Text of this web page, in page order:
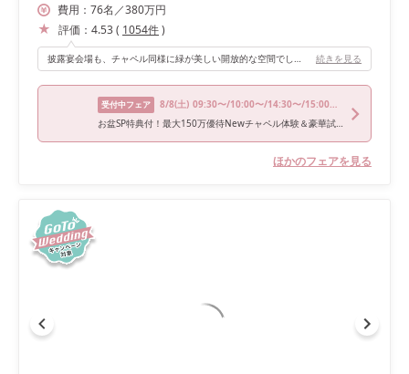
費用： 76名 ／380万円
評価： 4.53( 1054件)
披露宴会場も、チャペル同様に緑が美しい開放的な空間でした。高い天井と広々とした造りで、ゲストもゆったりと過ごせる雰囲気です。特に印象的だったのは、緑に囲まれた一角に水が流れているところです。自然の音に癒されながら、穏やかな時間を過ごすことができました🌿 お色直し入場では、ガーデンからのサプライズ登場をしました。これは本当におすすめです♡最初の入場場所とは違っていたので「まさかそんなところから入ってくるなんて！」とゲストが驚かれる場面もありました。外が暗くなり始めた時間帯にイルミネーションが灯る中での入場は、雰囲気が一変し、ゲストにも楽しんでもらえたと思います！ 続きを見る
受付中フェア 8/8(土) 09:30〜/10:00〜/14:30〜/15:00〜/18:00〜
お盆SP特典付！最大150万優待Newチャペル体験＆豪華試食
ほかのフェアを見る